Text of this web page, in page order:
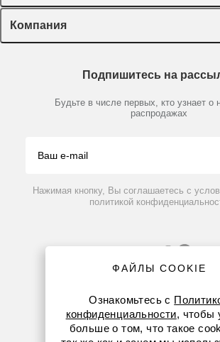
3801200
Оборудование, приборы
Пластик, стекло, принадлежности
Химические реактивы, препараты, наборы
Производители
Лекторий Диаэм
Доставка и оплата
Мобильное приложение
Компания
Партнеры
Контакты
Подпишитесь на
Будьте в числе первых, кто узнает о
распродажах
Нажимая кнопку, Вы соглашаетесь с
политикой
8 (800) 234-05-08
ФАЙЛЫ COOKIE
Ознакомьтесь с
конфиденциальности, чтобы
больше о том, что такое